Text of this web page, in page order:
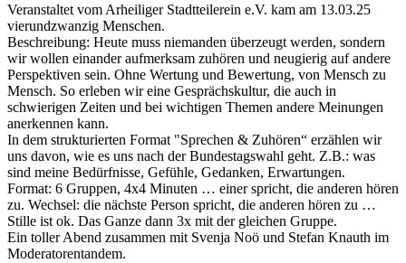
Veranstaltet vom Arheiliger Stadtteilerein e.V. kam am 13.03.25
vierundzwanzig Menschen.
Beschreibung: Heute muss niemanden überzeugt werden, sondern
wir wollen einander aufmerksam zuhören und neugierig auf andere
Perspektiven sein. Ohne Wertung und Bewertung, von Mensch zu
Mensch. So erleben wir eine Gesprächskultur, die auch in
schwierigen Zeiten und bei wichtigen Themen andere Meinungen
anerkennen kann.
In dem strukturierten Format "Sprechen & Zuhören“ erzählen wir
uns davon, wie es uns nach der Bundestagswahl geht. Z.B.: was
sind meine Bedürfnisse, Gefühle, Gedanken, Erwartungen.
Format: 6 Gruppen, 4x4 Minuten … einer spricht, die anderen hören
zu. Wechsel: die nächste Person spricht, die anderen hören zu …
Stille ist ok. Das Ganze dann 3x mit der gleichen Gruppe.
Ein toller Abend zusammen mit Svenja Noö und Stefan Knauth im
Moderatorentandem.